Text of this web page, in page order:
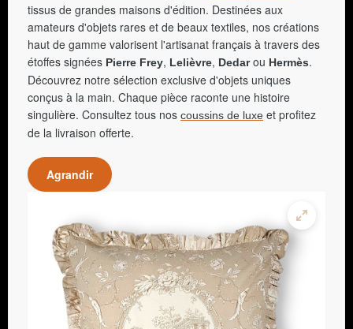
tissus de grandes maisons d'édition. Destinées aux
amateurs d'objets rares et de beaux textiles, nos créations
haut de gamme valorisent l'artisanat français à travers des
étoffes signées Pierre Frey, Lelièvre, Dedarou Hermès.
Découvrez notre sélection exclusive d'objets uniques
conçus à la main. Chaque pièce raconte une histoire
singulière. Consultez tous nos coussins de luxe et profitez
de la livraison offerte.
Agrandir